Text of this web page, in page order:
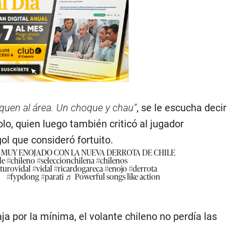
al área. Un choque y chau”, se le escucha decir
quien luego también criticó al jugador
que consideró fortuito.
ENOJADO CON LA NUEVA DERROTA DE CHILE
#chileno#seleccionchilena#chilenos
#vidal#ricardogareca#enojo#derrota
#fypdong#parati ♬ Powerful songs like action
por la mínima, el volante chileno no perdía las